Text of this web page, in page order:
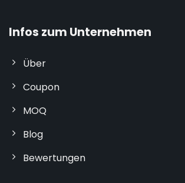
Infos zum Unternehmen
Über
Coupon
MOQ
Blog
Bewertungen